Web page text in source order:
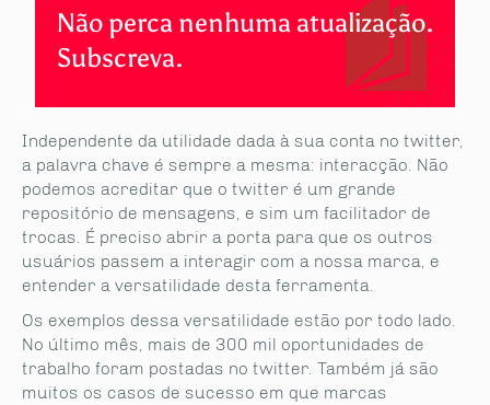
Não perca nenhuma atualização.
Subscreva.
Independente da utilidade dada à sua conta no twitter,
a palavra chave é sempre a mesma: interacção. Não
podemos acreditar que o twitter é um grande
repositório de mensagens, e sim um facilitador de
trocas. É preciso abrir a porta para que os outros
usuários passem a interagir com a nossa marca, e
entender a versatilidade desta ferramenta.
Os exemplos dessa versatilidade estão por todo lado.
No último mês, mais de 300 mil oportunidades de
trabalho foram postadas no twitter. Também já são
muitos os casos de sucesso em que marcas